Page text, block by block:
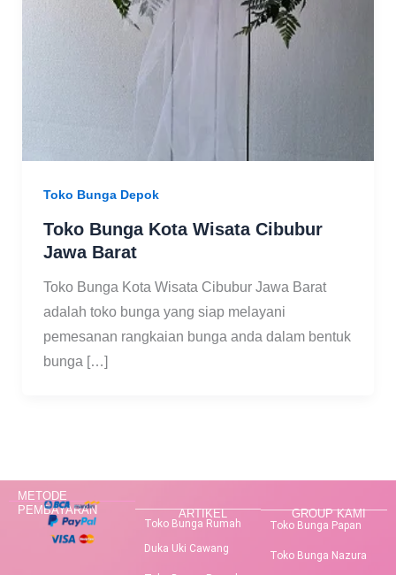
Toko Bunga Depok
Toko Bunga Kota Wisata Cibubur
Jawa Barat
Toko Bunga Kota Wisata Cibubur Jawa Barat
adalah toko bunga yang siap melayani
pemesanan rangkaian bunga anda dalam bentuk
bunga […]
METODE
PEMBAYARAN
ARTIKEL
Toko Bunga Rumah
Duka Uki Cawang
GROUP KAMI
Toko Bunga Papan
Toko Bunga Nazura